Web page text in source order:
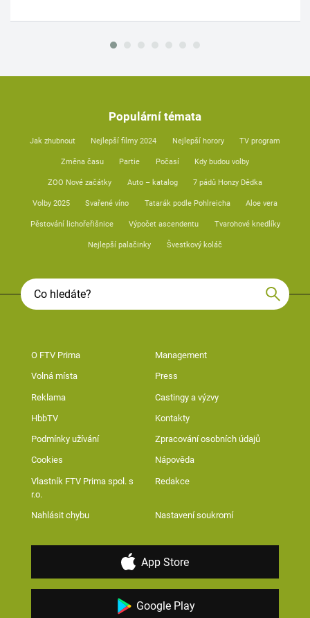
Populární témata
Jak zhubnout Nejlepší filmy 2024 Nejlepší horory TV program
Změna času Partie Počasí Kdy budou volby
ZOO Nové začátky Auto – katalog 7 pádů Honzy Dědka
Volby 2025 Svařené víno Tatarák podle Pohlreicha Aloe vera
Pěstování lichořeřišnice Výpočet ascendentu Tvarohové knedlíky
Nejlepší palačinky Švestkový koláč
O FTV Prima Management
Volná místa Press
Reklama Castingy a výzvy
HbbTV Kontakty
Podmínky užívání Zpracování osobních údajů
Cookies Nápověda
Vlastník FTV Prima spol. s
r.o.
Redakce
Nahlásit chybu Nastavení soukromí
App Store
Google Play